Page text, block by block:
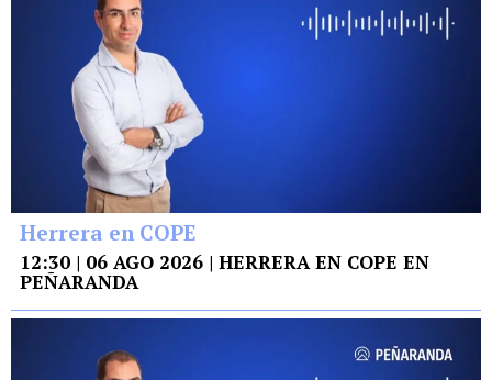
Herrera en COPE
12:30 | 06 AGO 2026 | HERRERA EN COPE EN
PEÑARANDA